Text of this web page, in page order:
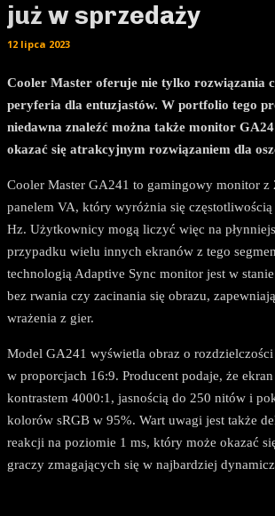
już w sprzedaży
12 lipca 2023
Cooler Master oferuje nie tylko rozwiązania
peryferia dla entuzjastów. W portfolio tego
niedawna znaleźć można także monitor
okazać się atrakcyjnym rozwiązaniem dla
Cooler Master GA241 to gamingowy monitor z
panelem VA, który wyróżnia się
Hz. Użytkownicy mogą liczyć więc na
przypadku wielu innych ekranów z tego
technologią Adaptive Sync monitor jest w
bez rwania czy zacinania się obrazu,
wrażenia z gier.
Model GA241 wyświetla obraz o
w proporcjach 16:9. Producent podaje, że ekran
kontrastem 4000:1, jasnością do 250 nitów i
kolorów sRGB w 95%. Wart uwagi jest także
reakcji na poziomie 1 ms, który może okazać
graczy zmagających się w najbardziej